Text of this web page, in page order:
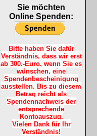
Sie möchten
Online Spenden:
Bitte haben Sie dafür
Verständnis, dass wir erst
ab 300.-Euro, wenn Sie es
wünschen, eine
Spendenbescheinigung
ausstellen. Bis zu diesem
Betrag reicht als
Spendennachweis der
entsprechende
Kontoauszug.
Vielen Dank für Ihr
Verständnis!